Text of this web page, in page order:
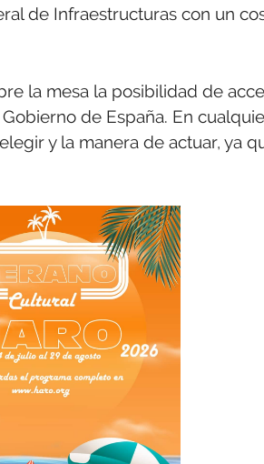
de Infraestructuras con un
la mesa la posibilidad de
de España. En
y la manera de actuar, ya